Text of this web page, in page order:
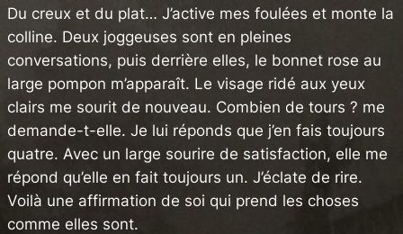
Du creux et du plat… J’active mes foulées et monte la
colline. Deux joggeuses sont en pleines
conversations, puis derrière elles, le bonnet rose au
large pompon m’apparaît. Le visage ridé aux yeux
clairs me sourit de nouveau. Combien de tours ? me
demande-t-elle. Je lui réponds que j’en fais toujours
quatre. Avec un large sourire de satisfaction, elle me
répond qu’elle en fait toujours un. J’éclate de rire.
Voilà une affirmation de soi qui prend les choses
comme elles sont.